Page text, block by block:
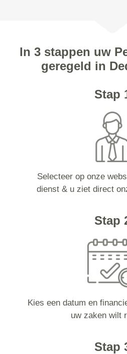
In 3 stappen uw
geregeld in
Stap
Selecteer op onze
dienst & u ziet direct
Stap
Kies een datum en
uw zaken wilt
Stap